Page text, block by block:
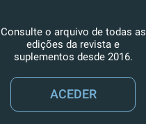
Consulte o arquivo de todas as
edições da revista e
suplementos desde 2016.
ACEDER